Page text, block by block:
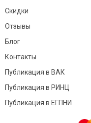
Скидки
Отзывы
Блог
Контакты
Публикация в ВАК
Публикация в РИНЦ
Публикация в ЕГПНИ